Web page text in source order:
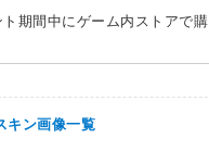
期間中にゲーム内ストアで購
キン画像一覧